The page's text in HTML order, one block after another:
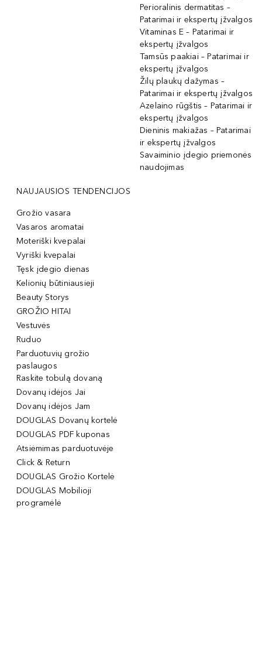
Perioralinis dermatitas –
Patarimai ir ekspertų įžvalgos
Vitaminas E – Patarimai ir
ekspertų įžvalgos
Tamsūs paakiai – Patarimai ir
ekspertų įžvalgos
Žilų plaukų dažymas –
Patarimai ir ekspertų įžvalgos
Azelaino rūgštis – Patarimai ir
ekspertų įžvalgos
Dieninis makiažas – Patarimai
ir ekspertų įžvalgos
Savaiminio įdegio priemonės
naudojimas
NAUJAUSIOS TENDENCIJOS
Grožio vasara
Vasaros aromatai
Moteriški kvepalai
Vyriški kvepalai
Tęsk įdegio dienas
Kelionių būtiniausieji
Beauty Storys
GROŽIO HITAI
Vestuvės
Ruduo
Parduotuvių grožio
paslaugos
Raskite tobulą dovaną
Dovanų idėjos Jai
Dovanų idėjos Jam
DOUGLAS Dovanų kortelė
DOUGLAS PDF kuponas
Atsiėmimas parduotuvėje
Click & Return
DOUGLAS Grožio Kortelė
DOUGLAS Mobilioji
programėlė